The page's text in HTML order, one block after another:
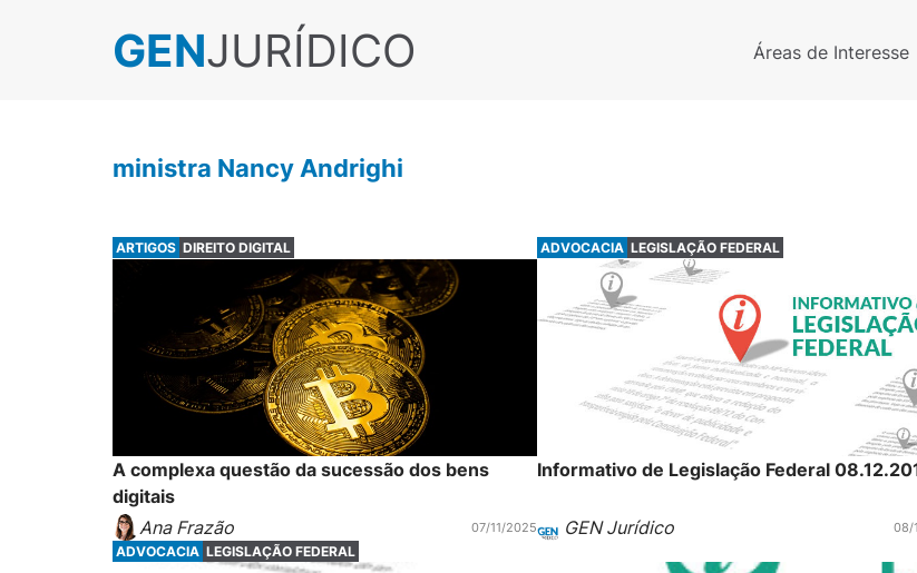
GENJURÍDICO Áreas de Interesse
ministra Nancy Andrighi
ARTIGOS DIREITO DIGITAL
A complexa questão da sucessão dos bens
digitais
Ana Frazão
07/11/2025
ADVOCACIA LEGISLAÇÃO FEDERAL
Informativo de Legislação Federal
GEN Jurídico 08/
ADVOCACIA LEGISLAÇÃO FEDERAL